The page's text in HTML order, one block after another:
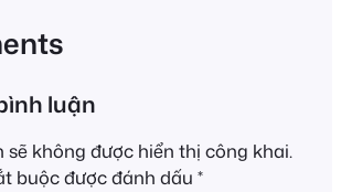
luận
sẽ không được hiển thị công khai.
buộc được đánh dấu *